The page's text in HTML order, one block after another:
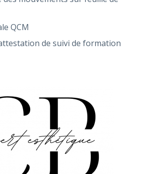
QCM
de suivi de formation